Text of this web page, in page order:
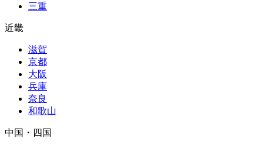
三重
近畿
滋賀
京都
大阪
兵庫
奈良
和歌山
中国・四国